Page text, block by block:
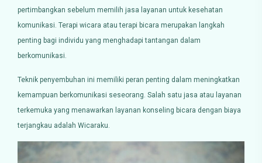
pertimbangkan sebelum memilih jasa layanan untuk kesehatan
komunikasi. Terapi wicara atau terapi bicara merupakan langkah
penting bagi individu yang menghadapi tantangan dalam
berkomunikasi.
Teknik penyembuhan ini memiliki peran penting dalam meningkatkan
kemampuan berkomunikasi seseorang. Salah satu jasa atau layanan
terkemuka yang menawarkan layanan konseling bicara dengan biaya
terjangkau adalah Wicaraku.